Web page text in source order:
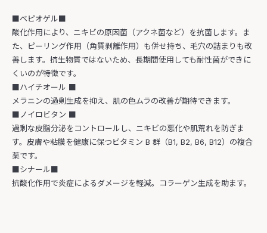
■ベピオゲル■
酸化作用により、ニキビの原因菌（アクネ菌など）を抗菌します。ま
た、ピーリング作用（角質剥離作用）も併せ持ち、毛穴の詰まりも改
善します。抗生物質ではないため、長期間使用しても耐性菌ができに
くいのが特徴です。
■ハイチオール ■
メラニンの過剰生成を抑え、肌の色ムラの改善が期待できます。
■ノイロビタン ■
過剰な皮脂分泌をコントロールし、ニキビの悪化や肌荒れを防ぎま
す。皮膚や粘膜を健康に保つビタミン B 群（B1, B2, B6, B12）の複合
薬です。
■シナール■
抗酸化作用で炎症によるダメージを軽減。コラーゲン生成を助ます。